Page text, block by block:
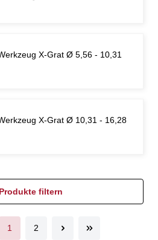
X-Grat Ø 5,56 - 10,31
X-Grat Ø 10,31 - 16,28
Produkte filtern
1 2